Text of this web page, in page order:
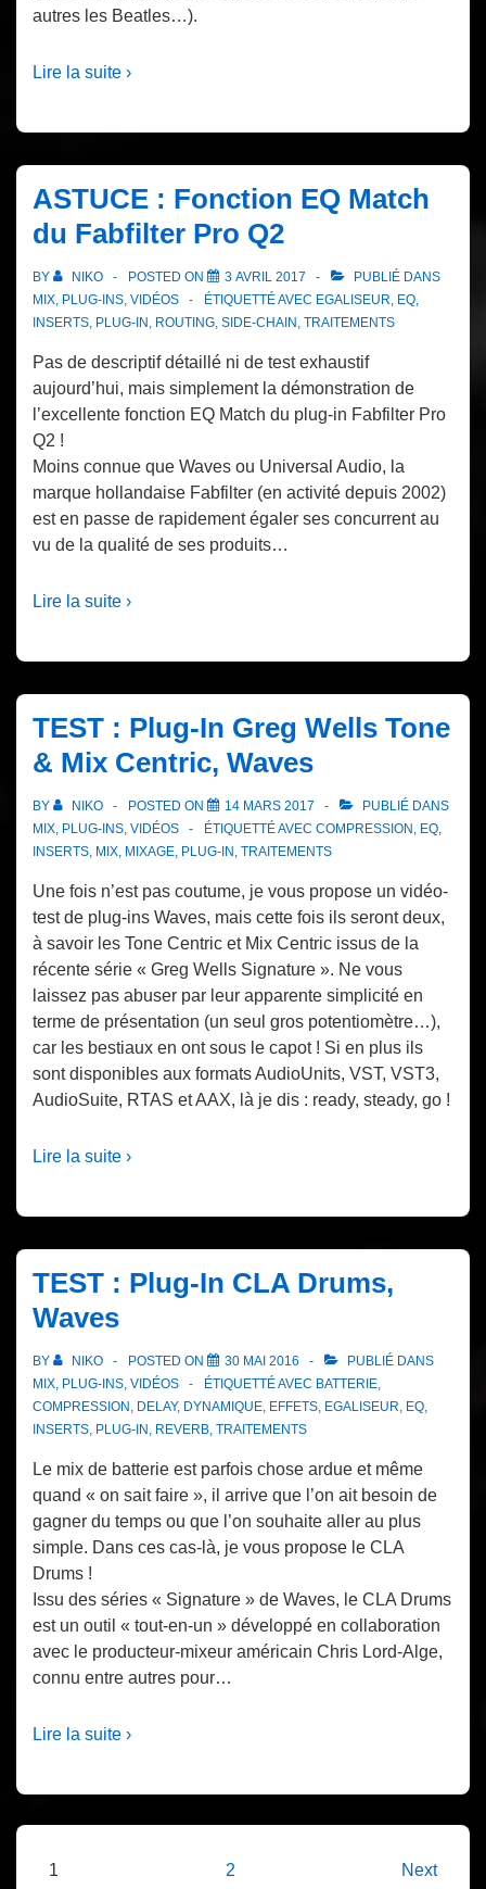
autres les Beatles…).
Lire la suite ›
ASTUCE : Fonction EQ Match
du Fabfilter Pro Q2
BY NIKO POSTED ON 3 AVRIL 2017
PUBLIÉ DANS
MIX PLUG-INS VIDÉOS ÉTIQUETTÉ AVEC EGALISEUR EQ
INSERTS PLUG-IN ROUTING SIDE-CHAIN TRAITEMENTS
Pas de descriptif détaillé ni de test exhaustif
aujourd’hui, mais simplement la démonstration de
l’excellente fonction EQ Match du plug-in Fabfilter Pro
Q2 !
Moins connue que Waves ou Universal Audio, la
marque hollandaise Fabfilter (en activité depuis 2002)
est en passe de rapidement égaler ses concurrent au
vu de la qualité de ses produits…
Lire la suite ›
TEST : Plug-In Greg Wells Tone
& Mix Centric, Waves
BY NIKO POSTED ON 14 MARS 2017
PUBLIÉ DANS
MIX PLUG-INS VIDÉOS ÉTIQUETTÉ AVEC COMPRESSION EQ
INSERTS MIX MIXAGE PLUG-IN TRAITEMENTS
Une fois n’est pas coutume, je vous propose un vidéo-
test de plug-ins Waves, mais cette fois ils seront deux,
à savoir les Tone Centric et Mix Centric issus de la
récente série « Greg Wells Signature ». Ne vous
laissez pas abuser par leur apparente simplicité en
terme de présentation (un seul gros potentiomètre…),
car les bestiaux en ont sous le capot ! Si en plus ils
sont disponibles aux formats AudioUnits, VST, VST3,
AudioSuite, RTAS et AAX, là je dis : ready, steady, go !
Lire la suite ›
TEST : Plug-In CLA Drums,
Waves
BY NIKO POSTED ON 30 MAI 2016
PUBLIÉ DANS
MIX PLUG-INS VIDÉOS ÉTIQUETTÉ AVEC BATTERIE
COMPRESSION DELAY, DYNAMIQUE EFFETS EGALISEUR EQ
INSERTS PLUG-IN REVERB TRAITEMENTS
Le mix de batterie est parfois chose ardue et même
quand « on sait faire », il arrive que l’on ait besoin de
gagner du temps ou que l’on souhaite aller au plus
simple. Dans ces cas-là, je vous propose le CLA
Drums !
Issu des séries « Signature » de Waves, le CLA Drums
est un outil « tout-en-un » développé en collaboration
avec le producteur-mixeur américain Chris Lord-Alge,
connu entre autres pour…
Lire la suite ›
Pagination
1 2 Next